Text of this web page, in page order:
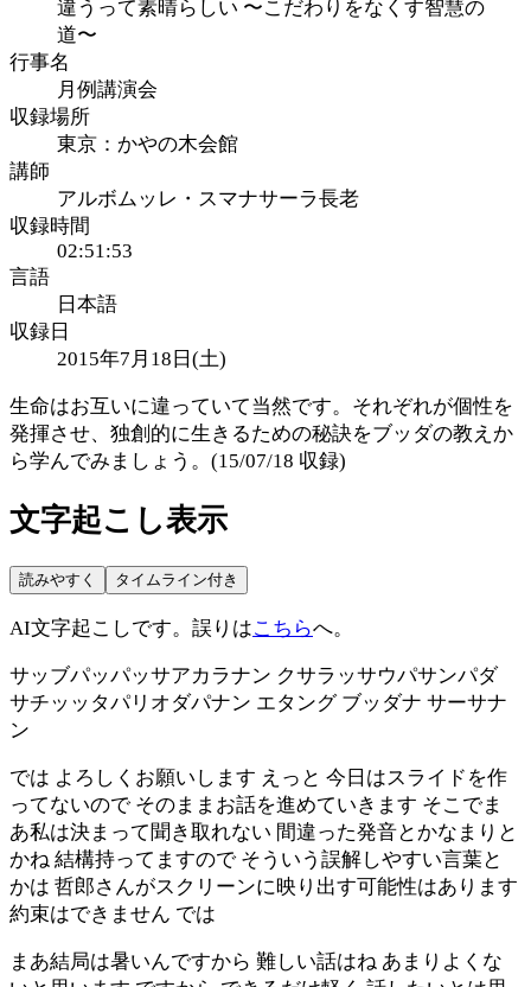
違うって素晴らしい 〜こだわりをなくす智慧の
道〜
行事名
月例講演会
収録場所
東京：かやの木会館
講師
アルボムッレ・スマナサーラ長老
収録時間
02:51:53
言語
日本語
収録日
2015年7月18日(土)
生命はお互いに違っていて当然です。それぞれが個性を
発揮させ、独創的に生きるための秘訣をブッダの教えか
ら学んでみましょう。(15/07/18 収録)
文字起こし表示
読みやすく タイムライン付き
AI文字起こしです。誤りはこちらへ。
サッブパッパッサアカラナン クサラッサウパサンパダ
サチッッタパリオダパナン エタング ブッダナ サーサナ
ン
では よろしくお願いします えっと 今日はスライドを作
ってないので そのままお話を進めていきます そこでま
あ私は決まって聞き取れない 間違った発音とかなまりと
かね 結構持ってますので そういう誤解しやすい言葉と
かは 哲郎さんがスクリーンに映り出す可能性はあります
約束はできません では
まあ結局は暑いんですから 難しい話はね あまりよくな